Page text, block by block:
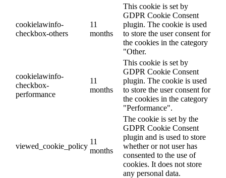
cookielawinfo-
checkbox-others
11
months
This cookie is set by
GDPR Cookie Consent
plugin. The cookie is used
to store the user consent for
the cookies in the category
"Other.
cookielawinfo-
checkbox-
performance
11
months
This cookie is set by
GDPR Cookie Consent
plugin. The cookie is used
to store the user consent for
the cookies in the category
"Performance".
viewed_cookie_policy
11
months
The cookie is set by the
GDPR Cookie Consent
plugin and is used to store
whether or not user has
consented to the use of
cookies. It does not store
any personal data.